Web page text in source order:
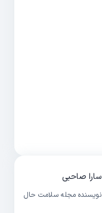
سارا صاحبی
نویسنده مجله سلامت حال